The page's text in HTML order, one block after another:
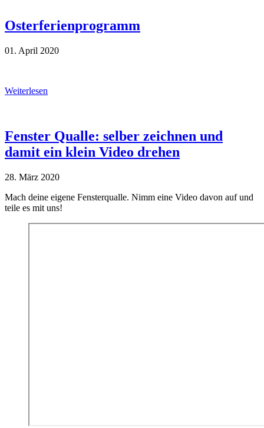
Osterferienprogramm
01. April 2020
Weiterlesen
Fenster Qualle: selber zeichnen und
damit ein klein Video drehen
28. März 2020
Mach deine eigene Fensterqualle. Nimm eine Video davon auf und
teile es mit uns!